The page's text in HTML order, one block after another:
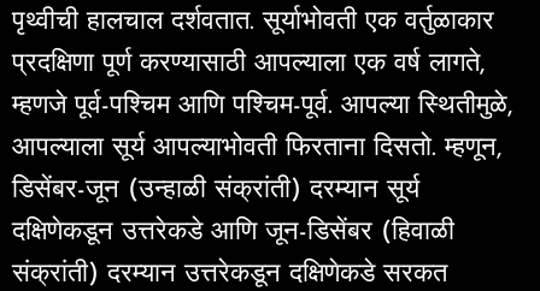
पृथ्वीची हालचाल दर्शवतात. सूर्याभोवती एक वर्तुळाकार
प्रदक्षिणा पूर्ण करण्यासाठी आपल्याला एक वर्ष लागते,
म्हणजे पूर्व-पश्चिम आणि पश्चिम-पूर्व. आपल्या स्थितीमुळे,
आपल्याला सूर्य आपल्याभोवती फिरताना दिसतो. म्हणून,
डिसेंबर-जून (उन्हाळी संक्रांती) दरम्यान सूर्य
दक्षिणेकडून उत्तरेकडे आणि जून-डिसेंबर (हिवाळी
संक्रांती) दरम्यान उत्तरेकडून दक्षिणेकडे सरकत